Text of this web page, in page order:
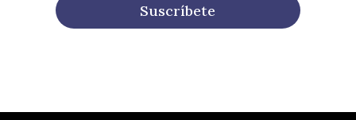
Suscríbete